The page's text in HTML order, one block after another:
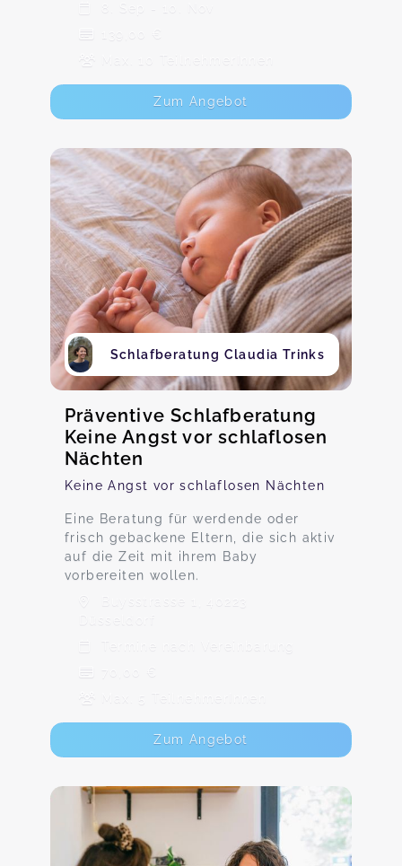
8. Sep - 10. Nov
139,00 €
Max. 10 TeilnehmerInnen
Zum Angebot
Schlafberatung Claudia Trinks
Präventive Schlafberatung
Keine Angst vor schlaflosen
Nächten
Keine Angst vor schlaflosen Nächten
Eine Beratung für werdende oder
frisch gebackene Eltern, die sich aktiv
auf die Zeit mit ihrem Baby
vorbereiten wollen.
Buysstrasse 1, 40223
Düsseldorf
Termine nach Vereinbarung
70,00 €
Max. 5 TeilnehmerInnen
Zum Angebot